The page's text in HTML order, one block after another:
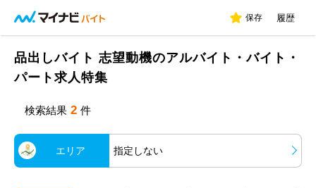
保存 履歴
品出しバイト 志望動機のアルバイト・バイト・
パート求人特集
検索結果 2 件
エリア 指定しない